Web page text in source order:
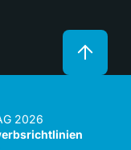
2026